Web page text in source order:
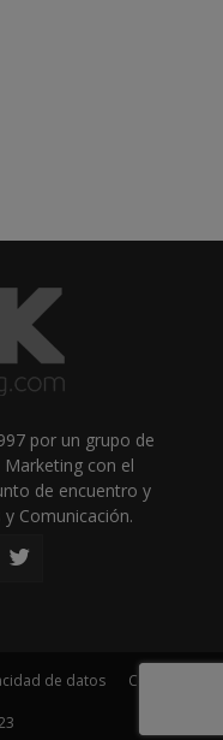
por un grupo de
con el
de encuentro y
Comunicación.
de datos Contacto